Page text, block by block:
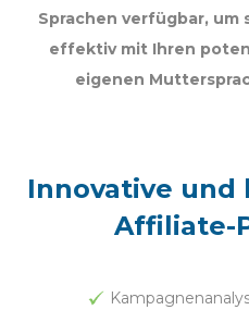
Sprachen verfügbar, um
effektiv mit Ihren
eigenen
Innovative und
Affiliate-